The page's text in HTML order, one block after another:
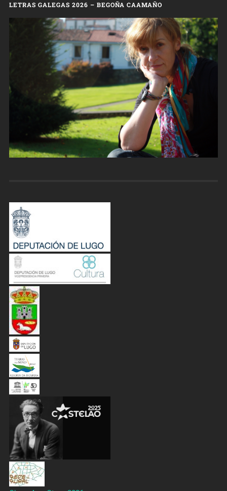
LETRAS GALEGAS 2026 – BEGOÑA CAAMAÑO